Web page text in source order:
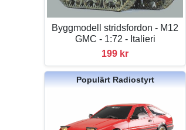
Byggmodell stridsfordon - M12
GMC - 1:72 - Italieri
199 kr
Populärt Radiostyrt